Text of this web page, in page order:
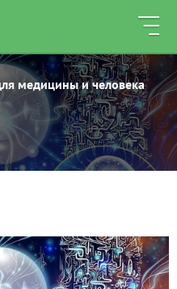
медицины и человека